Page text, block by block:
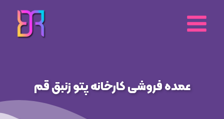
محتوا
عمده فروشی کارخانه پتو زنبق قم